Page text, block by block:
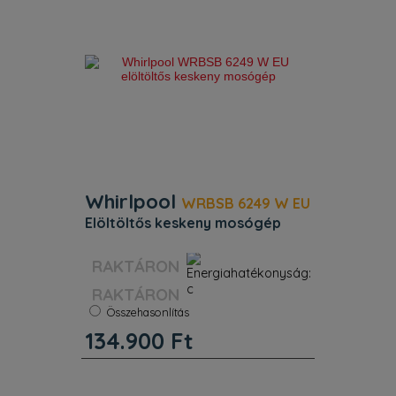
Whirlpool WRBSB 6249 W EU
elöltöltős keskeny mosógép
Szín: Fehér
Kapacitás: 6 kg
Centrifuga:
1200 f/p
Súly: 62 kg
Whirlpool szabadonálló mosógép
jellemzői: fehér szín. Gyors, erőforrás–
RAKTÁRON
Összehasonlítás
134.900 Ft